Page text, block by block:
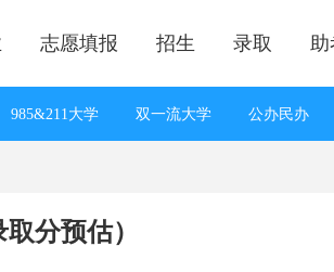
志愿填报 招生 录取 助
985&211大学 双一流大学 公办民办
状元 院校对比
分预估）